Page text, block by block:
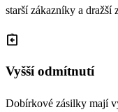
starší zákazníky a dražší
assignment_return
Vyšší odmítnutí
Dobírkové zásilky mají